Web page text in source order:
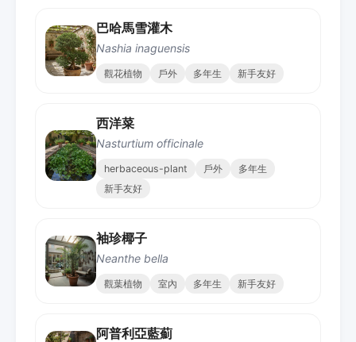
巴哈馬雪灌木
Nashia inaguensis
觀花植物 戶外 多年生 新手友好
西洋菜
Nasturtium officinale
herbaceous-plant 戶外
多年生
新手友好
袖珍椰子
Neanthe bella
觀葉植物 室內 多年生 新手友好
阿普利亞藍薊